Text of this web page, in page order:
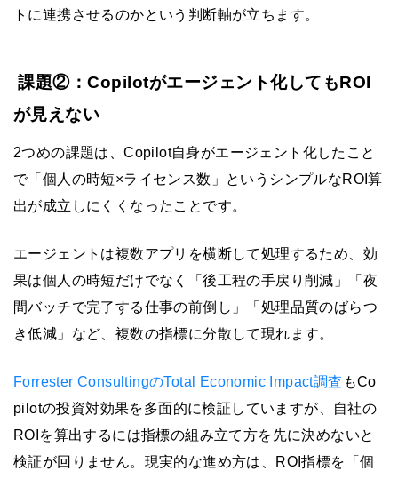
トに連携させるのかという判断軸が立ちます。
課題②：Copilotがエージェント化してもROI
が見えない
2つめの課題は、Copilot自身がエージェント化したこと
で「個人の時短×ライセンス数」というシンプルなROI算
出が成立しにくくなったことです。
エージェントは複数アプリを横断して処理するため、効
果は個人の時短だけでなく「後工程の手戻り削減」「夜
間バッチで完了する仕事の前倒し」「処理品質のばらつ
き低減」など、複数の指標に分散して現れます。
Forrester ConsultingのTotal Economic Impact調査 もCo
pilotの投資対効果を多面的に検証していますが、自社の
ROIを算出するには指標の組み立て方を先に決めないと
検証が回りません。現実的な進め方は、ROI指標を「個